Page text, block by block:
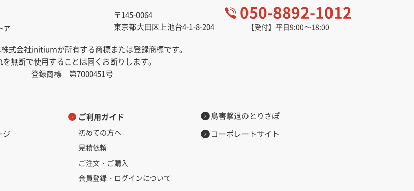
ア
050-8892-1012
【受付】平日9:00～18:00
〒145-0064
東京都大田区上池台4-1-8-204
式会社initiumが所有する商標または登録商標です。
を無断で使用することは固くお断りします。
登録商標 第7000451号
ジ
ご利用ガイド
初めての方へ
見積依頼
ご注文・ご購入
会員登録・ログインについて
鳥害撃退のとりさぽ
コーポレートサイト